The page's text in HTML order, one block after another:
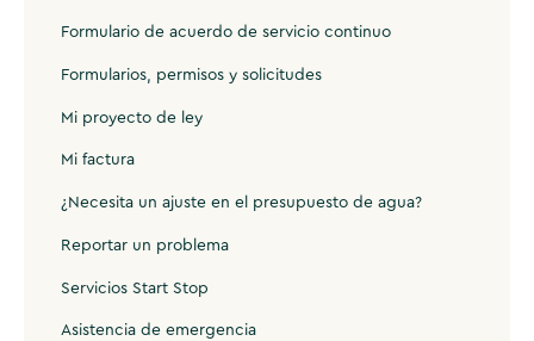
Formulario de acuerdo de servicio continuo
Formularios, permisos y solicitudes
Mi proyecto de ley
Mi factura
¿Necesita un ajuste en el presupuesto de agua?
Reportar un problema
Servicios Start Stop
Asistencia de emergencia